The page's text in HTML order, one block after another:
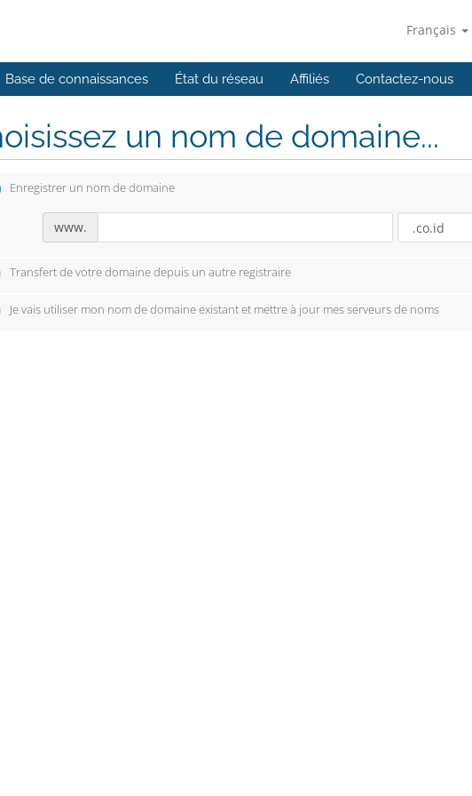
Français
Base de connaissances État du réseau Affiliés Contactez-nous
un nom de domaine...
Enregistrer un nom de domaine
www.
Transfert de votre domaine depuis un autre registraire
Je vais utiliser mon nom de domaine existant et mettre à jour mes serveurs de noms